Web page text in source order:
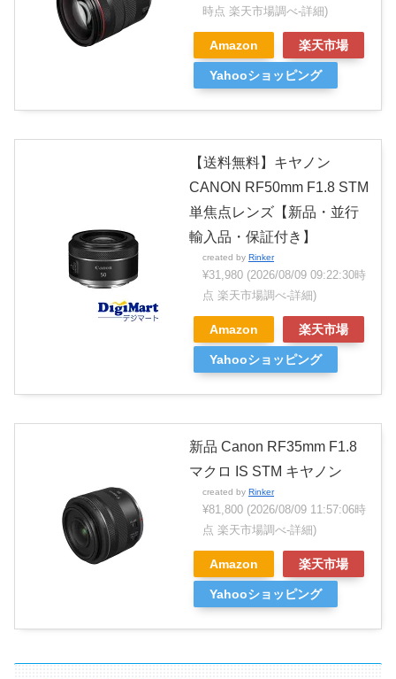
時点 楽天市場調べ-詳細)
Amazon 楽天市場
Yahooショッピング
【送料無料】キヤノン
CANON RF50mm F1.8 STM
単焦点レンズ【新品・並行
輸入品・保証付き】
created by Rinker
¥31,980 (2026/08/09 09:22:30時
点 楽天市場調べ-詳細)
Amazon 楽天市場
Yahooショッピング
新品 Canon RF35mm F1.8
マクロ IS STM キヤノン
created by Rinker
¥81,800 (2026/08/09 11:57:06時
点 楽天市場調べ-詳細)
Amazon 楽天市場
Yahooショッピング